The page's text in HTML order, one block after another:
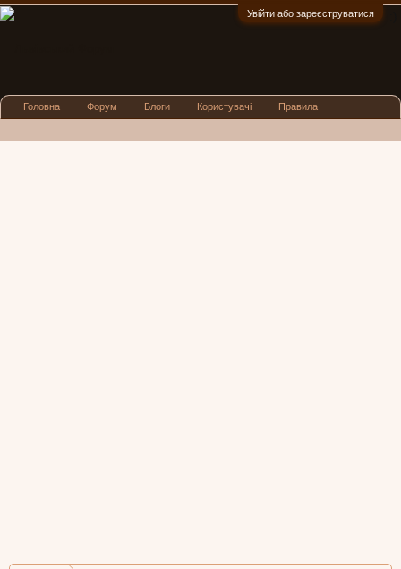
Увійти або зареєструватися
Головна Форум Блоги Користувачі Правила